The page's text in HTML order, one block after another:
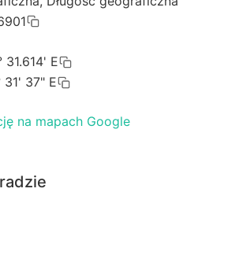
E
37" E
na mapach Google